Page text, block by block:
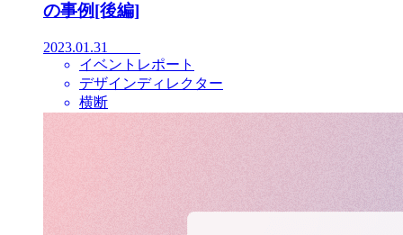
の事例[後編]
2023.01.31
イベントレポート
デザインディレクター
横断